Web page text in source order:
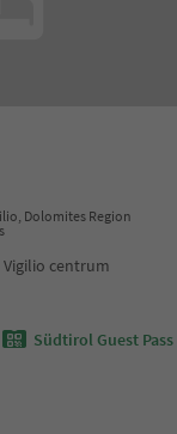
Dolomites Region
Vigilio centrum
Südtirol Guest Pass